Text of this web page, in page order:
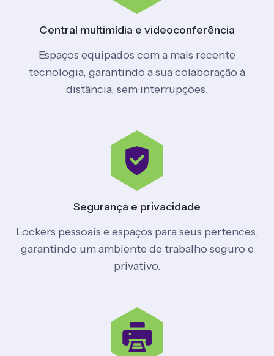
Central multimídia e videoconferência
Espaços equipados com a mais recente
tecnologia, garantindo a sua colaboração à
distância, sem interrupções.
Segurança e privacidade
Lockers pessoais e espaços para seus pertences,
garantindo um ambiente de trabalho seguro e
privativo.